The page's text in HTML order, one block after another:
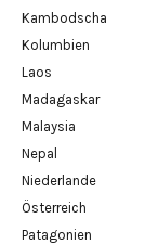
Kambodscha
Kolumbien
Laos
Madagaskar
Malaysia
Nepal
Niederlande
Österreich
Patagonien